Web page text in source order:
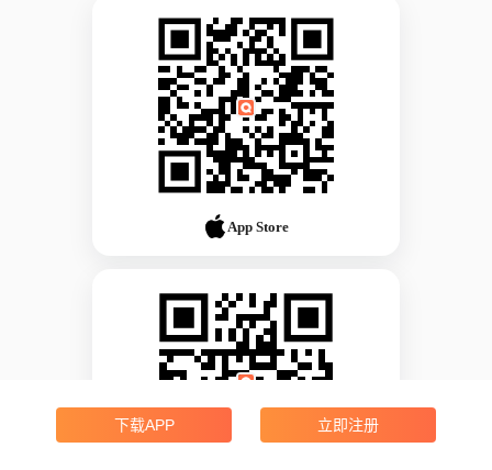
App Store
下载APP 立即注册